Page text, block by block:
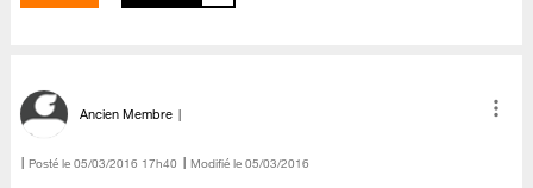
Ancien Membre
Posté le ‎05/03/2016 17h40 Modifié le 05/03/2016